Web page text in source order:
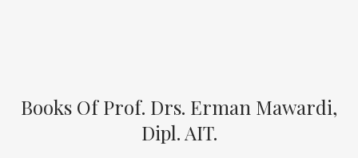
Books Of Prof. Drs. Erman Mawardi,
Dipl. AIT.